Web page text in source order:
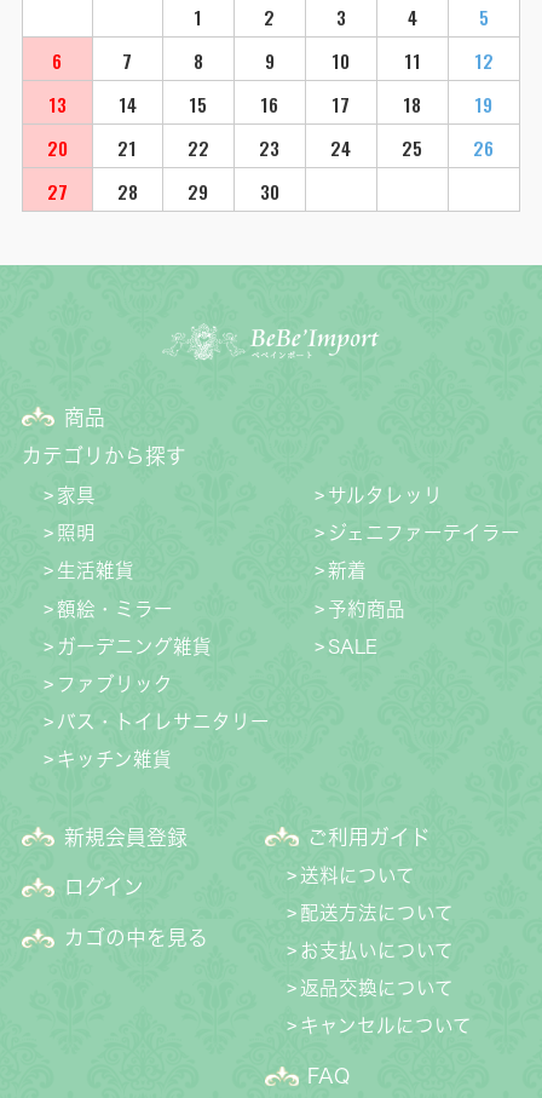
1 2 3 4
5
6
7 8 9 10 11
12
13
14 15 16 17 18
19
20
21 22 23 24 25
26
27
28 29 30
商品
カテゴリから探す
家具
照明
生活雑貨
額絵・ミラー
ガーデニング雑貨
ファブリック
バス・トイレサニタリー
キッチン雑貨
サルタレッリ
ジェニファーテイラー
新着
予約商品
SALE
新規会員登録
ログイン
カゴの中を見る
ご利用ガイド
送料について
配送方法について
お支払いについて
返品交換について
キャンセルについて
FAQ